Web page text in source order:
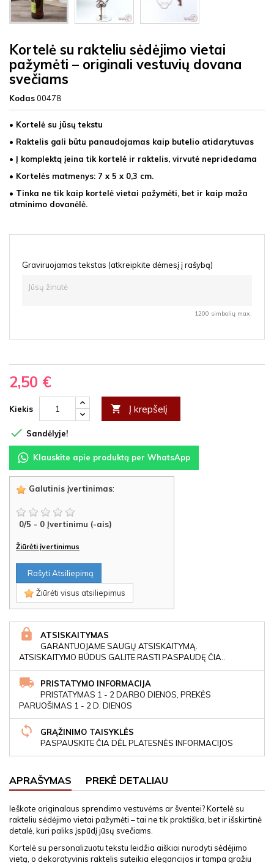
Kortelė su rakteliu sėdėjimo vietai
pažymėti – originali vestuvių dovana
svečiams
Kodas00478
• Kortelė su jūsų tekstu
• Raktelis gali būtu panaudojamas kaip butelio atidarytuvas
• Į komplektą įeina tik kortelė ir raktelis, virvutė nepridedama
• Kortelės matmenys: 7 x 5 x 0,3 cm.
• Tinka ne tik kaip kortelė vietai pažymėti, bet ir kaip maža
atminimo dovanėlė.
Graviruojamas tekstas (atkreipkite dėmesį į rašybą)
1200 simbolių max.
2,50 €
Kiekis  Į krepšelį
 Sandėlyje!
Klauskite apie produktą per WhatsApp
Galutinis įvertinimas:
0/5 - 0 Įvertinimu (-ais)
Žiūrėti įvertinimus
Rašyti Atsiliepimą
Žiūrėti visus atsiliepimus
ATSISKAITYMAS
GARANTUOJAME SAUGŲ ATSISKAITYMĄ.
ATSISKAITYMO BŪDUS GALITE RASTI PASPAUDĘ ČIA..
PRISTATYMO INFORMACIJA
PRISTATYMAS 1 - 2 DARBO DIENOS, PREKĖS
PARUOŠIMAS 1 - 2 D. DIENOS
GRĄŽINIMO TAISYKLĖS
PASPAUSKITE ČIA DĖL PLATESNĖS INFORMACIJOS
APRAŠYMAS PREKĖ DETALIAU
Ieškote originalaus sprendimo vestuvėms ar šventei? Kortelė su
rakteliu sėdėjimo vietai pažymėti – tai ne tik praktiška, bet ir išskirtinė
detalė, kuri paliks įspūdį jūsų svečiams.
Kortelė su personalizuotu tekstu leidžia aiškiai nurodyti sėdėjimo
vietą, o dekoratyvinis raktelis suteikia elegancijos ir tampa gražiu